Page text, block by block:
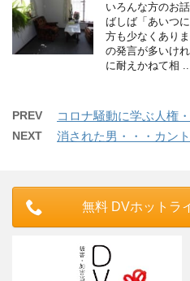
いろんな方のお
ばしば「あいつ
方も少なくあり
の発言が多いけ
に耐えかねて相
PREV コロナ騒動に学ぶ人権
NEXT 消された男・・・
無料 DVホット